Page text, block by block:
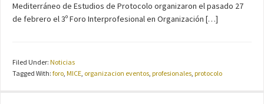
Mediterráneo de Estudios de Protocolo organizaron el pasado 27
de febrero el 3º Foro Interprofesional en Organización […]
Filed Under: Noticias
Tagged With: foro, MICE, organizacion eventos, profesionales, protocolo